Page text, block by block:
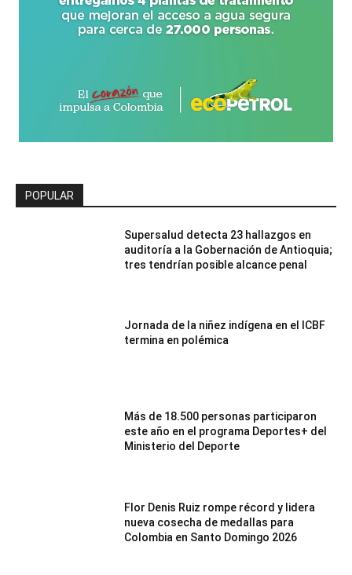
POPULAR
Supersalud detecta 23 hallazgos en
auditoría a la Gobernación de Antioquia;
tres tendrían posible alcance penal
Jornada de la niñez indígena en el ICBF
termina en polémica
Más de 18.500 personas participaron
este año en el programa Deportes+ del
Ministerio del Deporte
Flor Denis Ruiz rompe récord y lidera
nueva cosecha de medallas para
Colombia en Santo Domingo 2026